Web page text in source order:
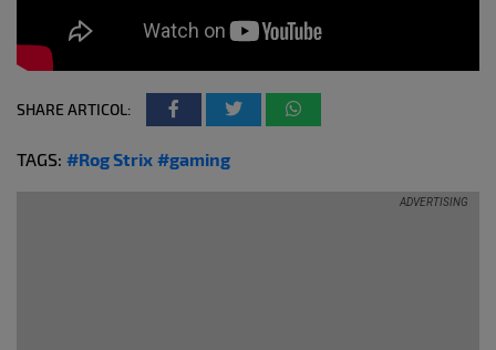
SHARE ARTICOL:
TAGS: #Rog Strix #gaming